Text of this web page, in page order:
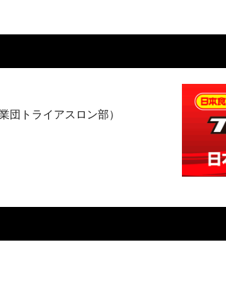
トライアスロン部）